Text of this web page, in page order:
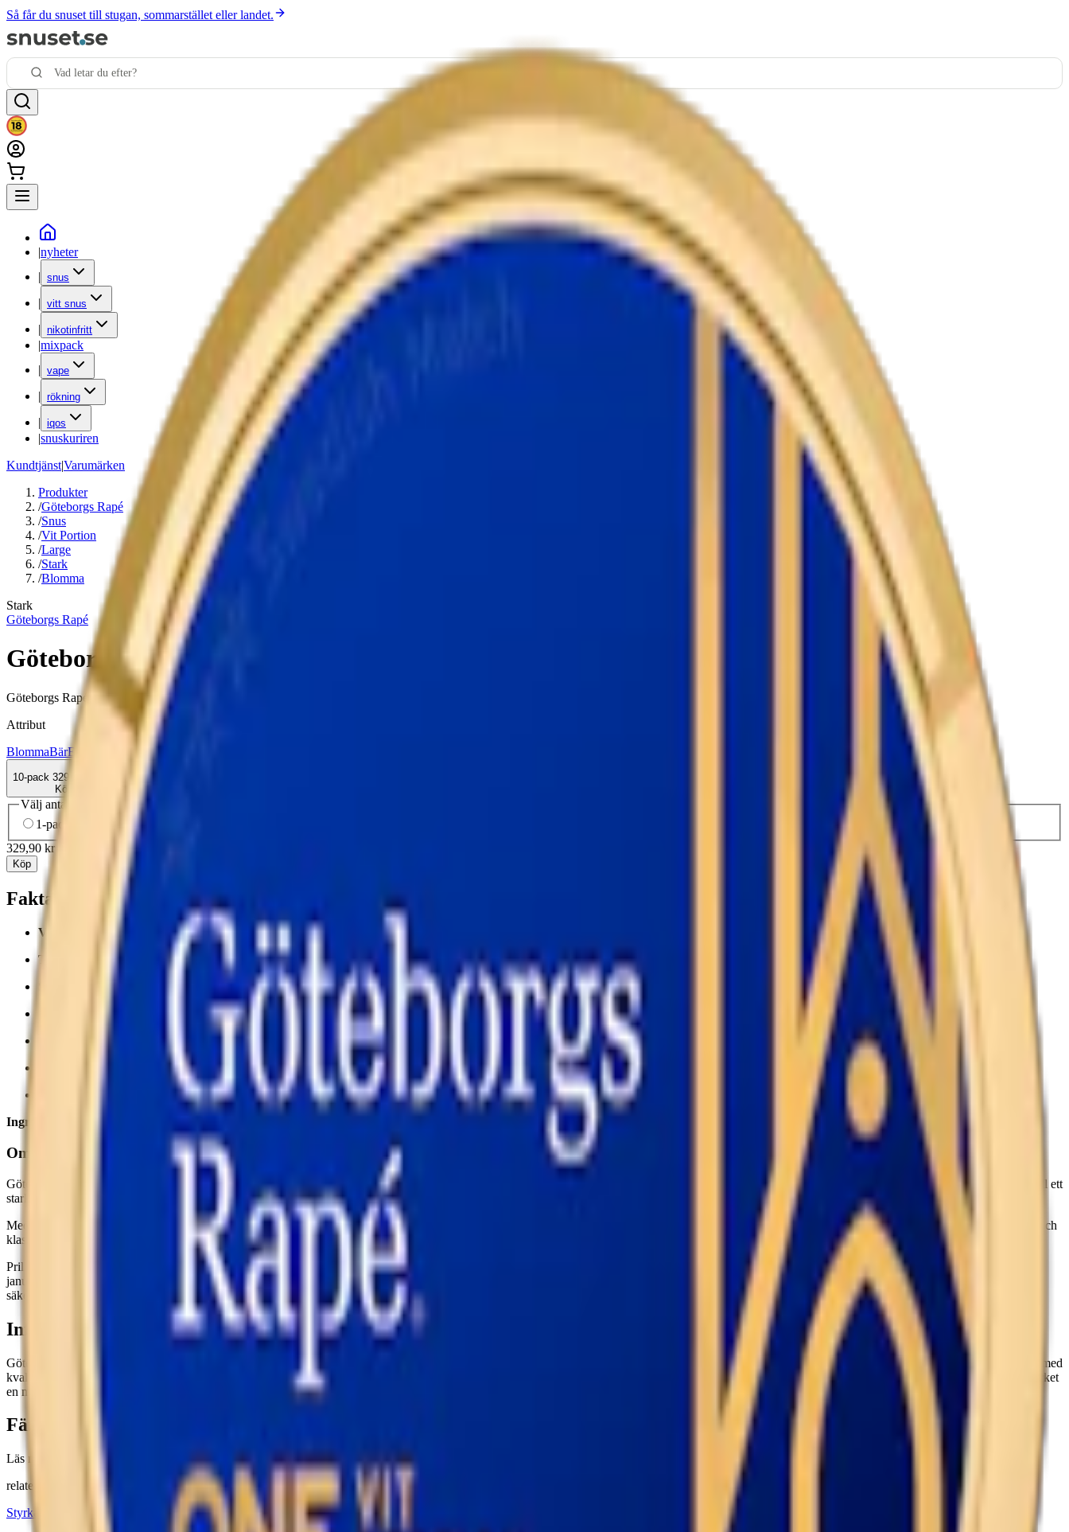
Så får du snuset till stugan, sommarstället eller landet.
|nyheter
| snus
| vitt snus
| nikotinfritt
|mixpack
| vape
| rökning
| iqos
|snuskuriren
Kundtjänst|Varumärken
Produkter
/Göteborgs Rapé
/Snus
/Vit Portion
/Large
/Stark
/Blomma
Stark
Göteborgs Rapé
Göteborgs Rapé Stark Vit Portion
Göteborgs Rapé Stark Vit Portion – en helt ny stark white portion från det klassiska snusmärket Göteborgs Rapé. 10,8 mg nikotin per prilla. Lanseras på Snuset.se vecka 4.
Attribut
BlommaBärEnbär Göteborgs Rapé
10-pack 329,90 kr
Köp
Välj antal dosor
1-pack
37,90 kr
329,90 kr
Köp
Fakta om Göteborgs Rapé Starkt White Portionssnus
Varumärke
Göteborgs Rapé
Tillverkare:
Swedish Match
white portion
starkt snus
Ingredienser:
vatten, tobak, fuktighetsbevarande medel (E1520, propan-1,2-diol), surhetsreglerande medel (E500, natriumkarbonater), salt och aromer inklusive rökarom.
Om Göteborgs Rapé Stark Vit Portion
Göteborgs Rapé Stark Vit Portion är ett nytt starkt snus Swedish Match. Varje dosa innehåller 24 prillor, där varje prilla väger 0,9 gram och innehåller 10,8 mg nikotin. Detta gör denna Göteborgs Rapé till ett
stark variant av ett klassiskt svensk snus.
Med en totalvikt på 21,6 gram snus per dosa och en nikotinhalt på 1,2 %, kombinerar Göteborgs Rapé Stark Vit Portion styrka och smak på ett för Göteborgs Rapé unikt sätt. Denna white portion har en ljus och
klassisk tobakssmak som är typisk för Göteborgs Rapé. Smaken har tydliga inslag av lavendel och enbär, balanserat med subtila toner av trä och citrus.
Prillorna är som brukligt för white portion något torrare på ytan, vilket bidrar till låg rinnighet, samtidigt som det fuktiga innehållet säkerställer en långvarig och jämn smak. Starka Göteborgs Rapé lanseras i
januari 2025, och är den första nya varianten från Göteborgs Rapé på länge. Rapé tillverkas fortsatt av Swedish Match och innehåller vatten, tobak, salt och noggrant utvalda aromer, inklusive rökarom, för att
säkerställa en hög och jämn standard. Göteborgs Rapés klassiska snus finns också i en mildare normalstark variant:
Information om varumärket Göteborgs Rapé
Göteborgs Rapé är ett av Sveriges mest anrika snusvarumärken, känt för sin historia som sträcker sig tillbaka till tidigt 1900-tal. Sedan registreringen som varumärke 1919 har Göteborgs Rapé varit synonymt med
kvalitet och innovation inom
. Med rötterna i Göteborgs sjöfartskultur har dess smak inspirerats av sjömän som experimenterade med kryddor och smaker från världens alla hörn. Idag har varumärket
en mångfald av smaker och format, från klassiska varianter som
Färskt snus
Läs mer om hur du förvarar Göteborgs Rapé Stark Vit Portion:"Så förvarar du snuset rätt"
relaterade produkter
Styrka Normal · Large